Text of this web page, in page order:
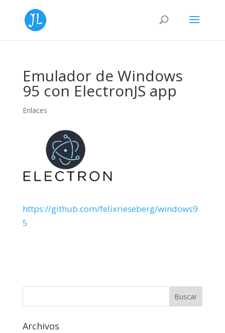
Emulador de Windows
95 con ElectronJS app
Enlaces
https://github.com/felixrieseberg/windows9
5
Archivos